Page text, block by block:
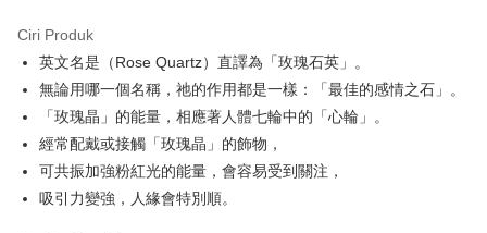
Apple Pay
JKOPAY
Easy Wallet
Pemindahan ATM
Ciri Produk
英文名是（Rose Quartz）直譯為「玫瑰石英」。
無論用哪一個名稱，祂的作用都是一樣：「最佳的感情之石」。
「玫瑰晶」的能量，相應著人體七輪中的「心輪」。
經常配戴或接觸「玫瑰晶」的飾物，
可共振加強粉紅光的能量，會容易受到關注，
吸引力變強，人緣會特別順。